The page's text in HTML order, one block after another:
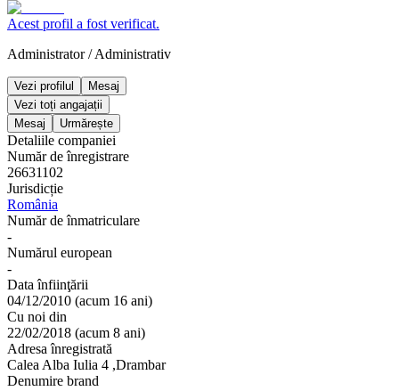
Acest profil a fost verificat.
Administrator/Administrativ
Vezi profilul
Mesaj
Vezi toți angajații
Mesaj
Urmărește
Detaliile companiei
Număr de înregistrare
26631102
Jurisdicție
România
Număr de înmatriculare
-
Numărul european
-
Data înfiinţării
04/12/2010 (acum 16 ani)
Cu noi din
22/02/2018 (acum 8 ani)
Adresa înregistrată
Calea Alba Iulia 4 ,Drambar
Denumire brand